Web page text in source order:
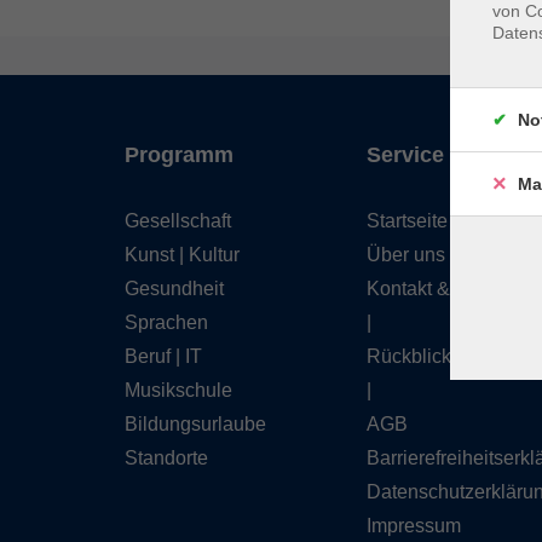
Programm
Gesellschaft
Kunst | Kultur
Gesundheit
Sprachen
Beruf | IT
Musikschule
Bildungsurlaube
Standorte
Service
Startseite
Über uns
Kontakt & Service
Rückblick
AGB
Impressum
von